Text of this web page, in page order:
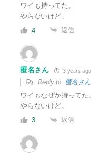
ワイも持ってた。
やらないけど。
4 返信
匿名さん 3 years ago
Reply to 匿名さん
ワイもなぜか持ってた。
やらないけど。
3 返信